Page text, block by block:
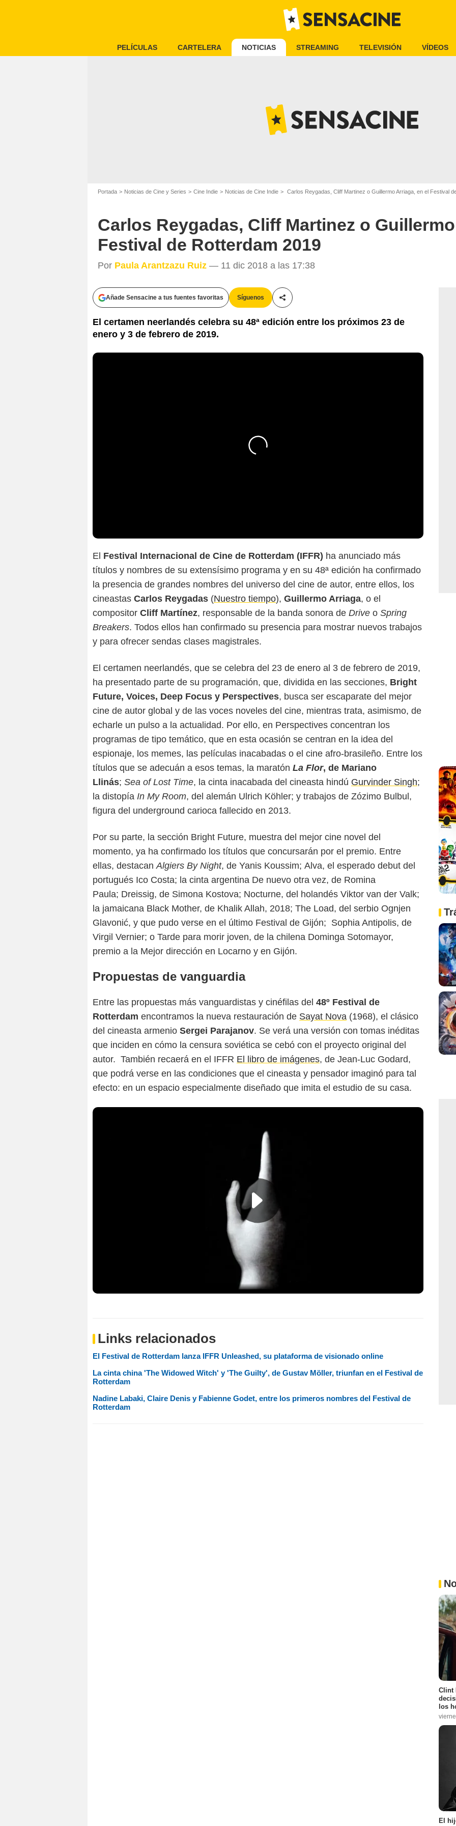
PELÍCULAS CARTELERA NOTICIAS STREAMING TELEVISIÓN VÍDEOS
Portada Noticias de Cine y Series Cine Indie Noticias de Cine Indie Carlos Reygadas, Cliff Martinez o Guillermo Arriaga, en el Festival
Carlos Reygadas, Cliff Martinez o
Festival de Rotterdam 2019
Por Paula Arantzazu Ruiz — 11 dic 2018 a las 17:38
Añade Sensacine a tus fuentes favoritas Síguenos
Compartir esta noticia
El certamen neerlandés celebra su 48ª edición entre los próximos 23 de
enero y 3 de febrero de 2019.
El Festival Internacional de Cine de Rotterdam (IFFR) ha anunciado más
títulos y nombres de su extensísimo programa y en su 48ª edición ha confirmado
la presencia de grandes nombres del universo del cine de autor, entre ellos, los
cineastas Carlos Reygadas (Nuestro tiempo), Guillermo Arriaga, o el
compositor Cliff Martínez, responsable de la banda sonora de Drive o Spring
Breakers. Todos ellos han confirmado su presencia para mostrar nuevos trabajos
y para ofrecer sendas clases magistrales.
El certamen neerlandés, que se celebra del 23 de enero al 3 de febrero de 2019,
ha presentado parte de su programación, que, dividida en las secciones, Bright
Future, Voices, Deep Focus y Perspectives, busca ser escaparate del mejor
cine de autor global y de las voces noveles del cine, mientras trata, asimismo, de
echarle un pulso a la actualidad. Por ello, en Perspectives concentran los
programas de tipo temático, que en esta ocasión se centran en la idea del
espionaje, los memes, las películas inacabadas o el cine afro-brasileño. Entre los
títulos que se adecuán a esos temas, la maratón La Flor, de Mariano
Llinás; Sea of Lost Time, la cinta inacabada del cineasta hindú Gurvinder Singh;
la distopía In My Room, del alemán Ulrich Köhler; y trabajos de Zózimo Bulbul,
figura del underground carioca fallecido en 2013.
Por su parte, la sección Bright Future, muestra del mejor cine novel del
momento, ya ha confirmado los títulos que concursarán por el premio. Entre
ellas, destacanAlgiers By Night, de Yanis Koussim; Alva, el esperado debut del
portugués Ico Costa; la cinta argentina De nuevo otra vez, de Romina
Paula; Dreissig, de Simona Kostova; Nocturne, del holandés Viktor van der Valk;
la jamaicana Black Mother, de Khalik Allah, 2018; The Load, del serbio Ognjen
Glavonić, y que pudo verse en el último Festival de Gijón; Sophia Antipolis, de
Virgil Vernier; o Tarde para morir joven, de la chilena Dominga Sotomayor,
premio a la Mejor dirección en Locarno y en Gijón.
Propuestas de vanguardia
Entre las propuestas más vanguardistas y cinéfilas del 48º Festival de
Rotterdam encontramos la nueva restauración de Sayat Nova (1968), el clásico
del cineasta armenio Sergei Parajanov. Se verá una versión con tomas inéditas
que inciden en cómo la censura soviética se cebó con el proyecto original del
autor. También recaerá en el IFFR El libro de imágenes, de Jean-Luc Godard,
que podrá verse en las condiciones que el cineasta y pensador imaginó para tal
efecto: en un espacio especialmente diseñado que imita el estudio de su casa.
Links relacionados
El Festival de Rotterdam lanza IFFR Unleashed, su plataforma de visionado online
La cinta china 'The Widowed Witch' y 'The Guilty', de Gustav Möller, triunfan en el Festival de
Rotterdam
Nadine Labaki, Claire Denis y Fabienne Godet, entre los primeros nombres del Festival de
Rotterdam
Clint
los
El